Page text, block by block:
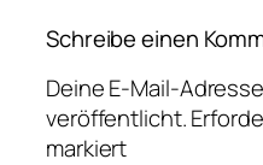
Schreibe einen
Deine E-Mail-
veröffentlicht.
markiert